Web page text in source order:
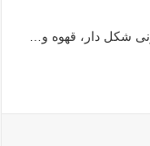
شکل دار، قهوه و…